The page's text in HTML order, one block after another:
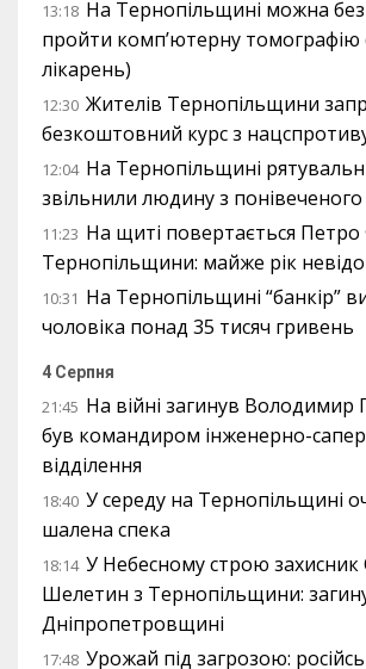
13:18 На Тернопільщині можна
пройти комп’ютерну томографію
лікарень)
12:30 Жителів Тернопільщини
безкоштовний курс з
12:04 На Тернопільщині
звільнили людину з
11:23 На щиті повертається Петро
Тернопільщини: майже рік
10:31 На Тернопільщині “банкір”
чоловіка понад 35 тисяч гривень
4 Серпня
21:45 На війні загинув Володимир
був командиром інженерно-
відділення
18:40 У середу на Тернопільщині
шалена спека
18:14 У Небесному строю захисник
Шелетин з Тернопільщини:
Дніпропетровщині
17:48 Урожай під загрозою: